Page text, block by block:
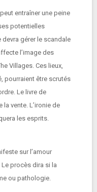
entraîner une peine
potentielles
devra gérer le scandale
l’image des
Villages. Ces lieux,
pourraient être scrutés
Le livre de
vente. L’ironie de
les esprits.
sur l’amour
procès dira si la
ou pathologie.